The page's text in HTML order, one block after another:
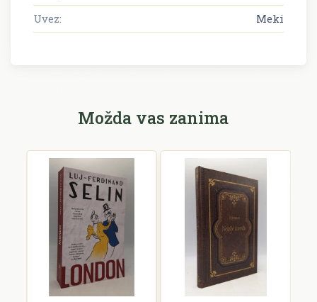
Uvez:
Meki
Možda vas zanima